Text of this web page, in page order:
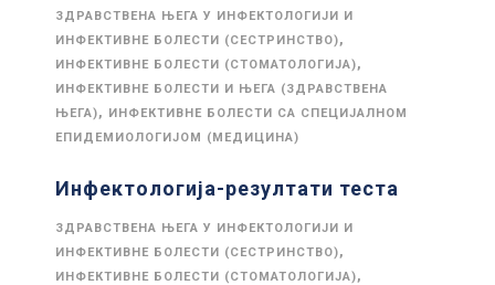
ЗДРАВСТВЕНА ЊЕГА У ИНФЕКТОЛОГИЈИ И
ИНФЕКТИВНЕ БОЛЕСТИ (СЕСТРИНСТВО),
ИНФЕКТИВНЕ БОЛЕСТИ (СТОМАТОЛОГИЈА),
ИНФЕКТИВНЕ БОЛЕСТИ И ЊЕГА (ЗДРАВСТВЕНА
ЊЕГА), ИНФЕКТИВНЕ БОЛЕСТИ СА СПЕЦИЈАЛНОМ
ЕПИДЕМИОЛОГИЈОМ (МЕДИЦИНА)
Инфектологија-резултати теста
ЗДРАВСТВЕНА ЊЕГА У ИНФЕКТОЛОГИЈИ И
ИНФЕКТИВНЕ БОЛЕСТИ (СЕСТРИНСТВО),
ИНФЕКТИВНЕ БОЛЕСТИ (СТОМАТОЛОГИЈА),